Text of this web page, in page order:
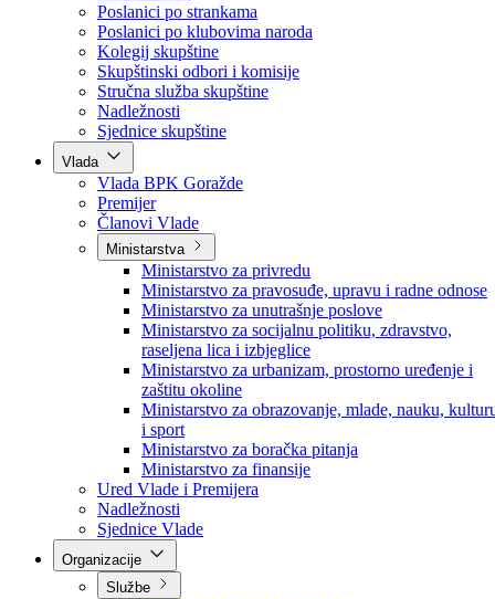
Skupština
Skupština BPK Goražde
Rukovodstvo
Poslanici po strankama
Poslanici po klubovima naroda
Kolegij skupštine
Skupštinski odbori i komisije
Stručna služba skupštine
Nadležnosti
Sjednice skupštine
Vlada
Vlada BPK Goražde
Premijer
Članovi Vlade
Ministarstva
Ministarstvo za privredu
Ministarstvo za pravosuđe, upravu i radne odnose
Ministarstvo za unutrašnje poslove
Ministarstvo za socijalnu politiku, zdravstvo,
raseljena lica i izbjeglice
Ministarstvo za urbanizam, prostorno uređenje i
zaštitu okoline
Ministarstvo za obrazovanje, mlade, nauku,
i sport
Ministarstvo za boračka pitanja
Ministarstvo za finansije
Ured Vlade i Premijera
Nadležnosti
Sjednice Vlade